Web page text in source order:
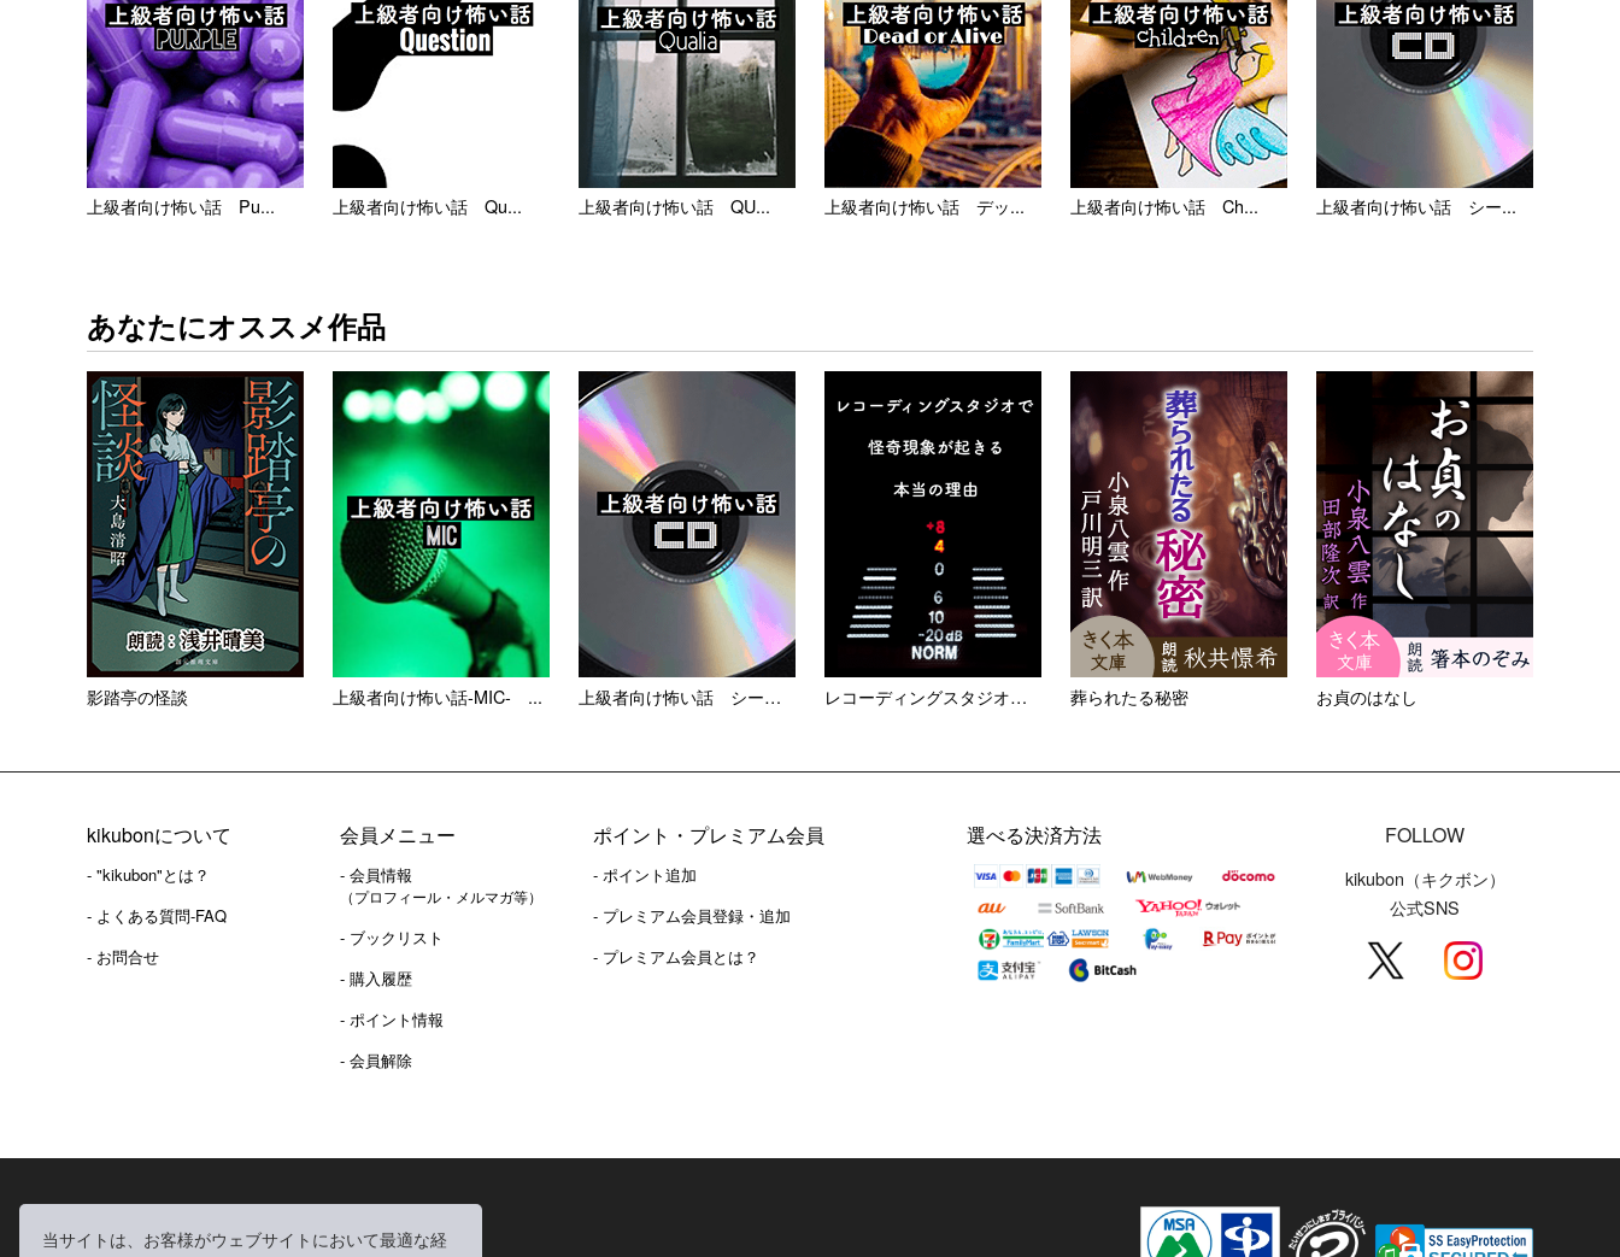
当サイトは、お客様がウェブサイトにおいて最適な経
上級者向け怖い話 Pu... 上級者向け怖い話 Qu... 上級者向け怖い話 QU... 上級者向け怖い話 デッ... 上級者向け怖い話 Ch... 上級者向け怖い話 シー...
あなたにオススメ作品
影踏亭の怪談 上級者向け怖い話-MIC- ... 上級者向け怖い話 シー・ディ... レコーディングスタジオで怪奇... 葬られたる秘密 お貞のはなし
kikubonについて
- "kikubon"とは？
- よくある質問-FAQ
- お問合せ
会員メニュー
- 会員情報
（プロフィール・メルマガ等）
- ブックリスト
- 購入履歴
- ポイント情報
- 会員解除
ポイント・プレミアム会員
- ポイント追加
- プレミアム会員登録・追加
- プレミアム会員とは？
FOLLOW
kikubon（キクボン）
公式SNS
選べる決済方法